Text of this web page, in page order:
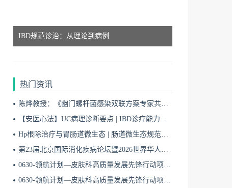
IBD规范诊治：从理论到病例
热门资讯